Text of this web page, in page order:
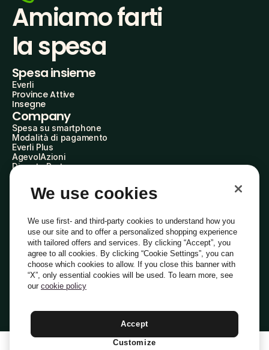
Amiamo farti
la spesa
Spesa insieme
Everli
Province Attive
Insegne
Company
Spesa su smartphone
Modalità di pagamento
Everli Plus
AgevolAzioni
Diventa Partner
Everli Shoppers
About Us
Everli News
Domande frequenti
Lavora con noi
Diventa Shopper
Investitori
PrivacyCookiePreferenze Cookie
Termini e CondizioniCodice Etico
Indirizzo PEC: everli@pec.it - indirizzo DPO: dpo@everli.com
Italiano
We use cookies
We use first- and third-party cookies to understand how you
use our site and to offer a personalized shopping experience
with tailored offers and services. By clicking “Accept”, you
agree to all cookies. By clicking “Cookie Settings”, you can
choose which cookies to allow. If you close this banner with
“X”, only essential cookies will be used. To learn more, see
our cookie policy
Accept
Customize